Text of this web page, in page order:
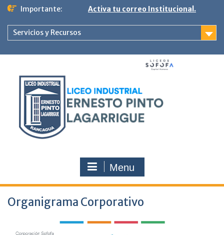
contenido
Importante: Activa tu correo Institucional.
Servicios y Recursos
Menu
Organigrama Corporativo